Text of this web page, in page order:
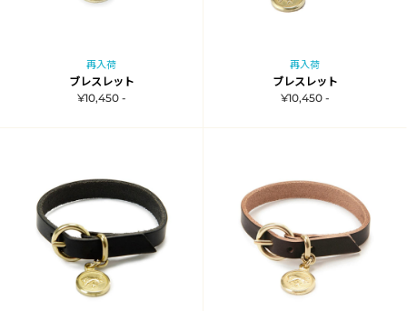
再入荷
ブレスレット
¥10,450 -
再入荷
ブレスレット
¥10,450 -